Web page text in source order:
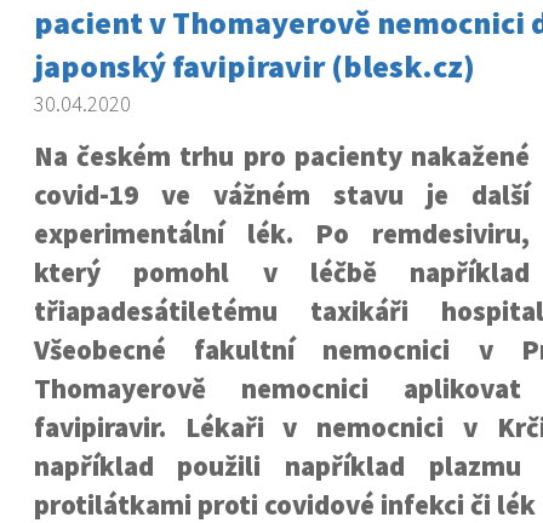
pacient v Thomayerově nemocnici
japonský favipiravir (blesk.cz)
30.04.2020
Na českém trhu pro pacienty nakažené
covid-19 ve vážném stavu je další
experimentální lék. Po remdesiviru,
který pomohl v léčbě například
třiapadesátiletému taxikáři
Všeobecné fakultní nemocnici v
Thomayerově nemocnici
favipiravir. Lékaři v nemocnici v
například použili například plazmu
protilátkami proti covidové infekci či lék